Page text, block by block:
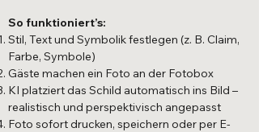
So funktioniert’s:
Stil, Text und Symbolik festlegen (z. B. Claim,
Farbe, Symbole)
Gäste machen ein Foto an der Fotobox
KI platziert das Schild automatisch ins Bild –
realistisch und perspektivisch angepasst
Foto sofort drucken, speichern oder per E-